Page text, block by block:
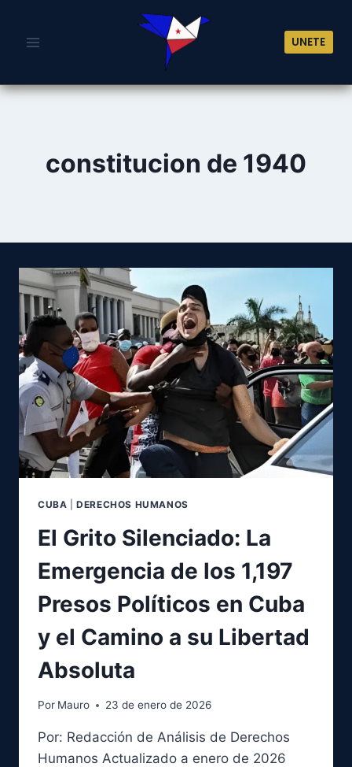
contenido
UNETE
constitucion de 1940
CUBA |DERECHOS HUMANOS
El Grito Silenciado: La
Emergencia de los 1,197
Presos Políticos en Cuba
y el Camino a su Libertad
Absoluta
Por Mauro 23 de enero de 2026
Por: Redacción de Análisis de Derechos
Humanos Actualizado a enero de 2026